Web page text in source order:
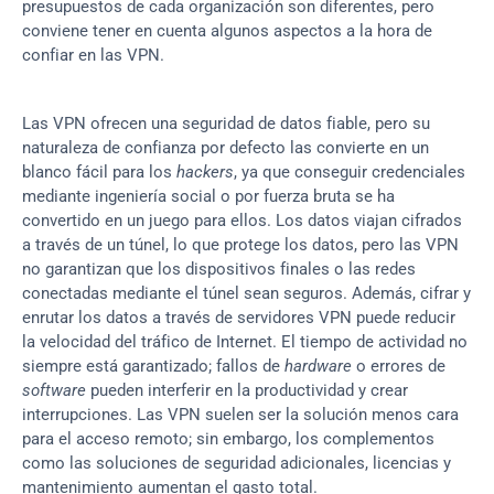
presupuestos de cada organización son diferentes, pero
conviene tener en cuenta algunos aspectos a la hora de
confiar en las VPN.
Las VPN ofrecen una seguridad de datos fiable, pero su
naturaleza de confianza por defecto las convierte en un
blanco fácil para los hackers, ya que conseguir credenciales
mediante ingeniería social o por fuerza bruta se ha
convertido en un juego para ellos. Los datos viajan cifrados
a través de un túnel, lo que protege los datos, pero las VPN
no garantizan que los dispositivos finales o las redes
conectadas mediante el túnel sean seguros. Además, cifrar y
enrutar los datos a través de servidores VPN puede reducir
la velocidad del tráfico de Internet. El tiempo de actividad no
siempre está garantizado; fallos de hardware
software pueden interferir en la productividad y crear
interrupciones. Las VPN suelen ser la solución menos cara
para el acceso remoto; sin embargo, los complementos
como las soluciones de seguridad adicionales, licencias y
mantenimiento aumentan el gasto total.